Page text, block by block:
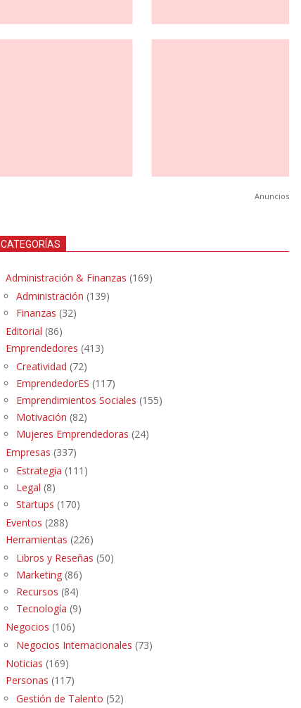
Anuncios
CATEGORÍAS
Administración & Finanzas (169)
Administración (139)
Finanzas (32)
Editorial (86)
Emprendedores (413)
Creatividad (72)
EmprendedorES (117)
Emprendimientos Sociales (155)
Motivación (82)
Mujeres Emprendedoras (24)
Empresas (337)
Estrategia (111)
Legal (8)
Startups (170)
Eventos (288)
Herramientas (226)
Libros y Reseñas (50)
Marketing (86)
Recursos (84)
Tecnología (9)
Negocios (106)
Negocios Internacionales (73)
Noticias (169)
Personas (117)
Gestión de Talento (52)